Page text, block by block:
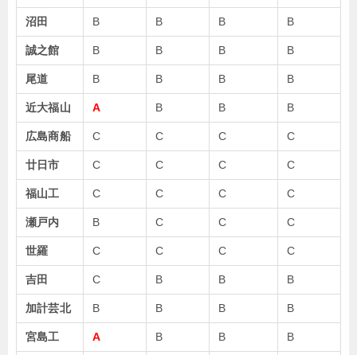
沼田 B B B B
誠之館 B B B B
尾道 B B B B
近大福山 A B B B
広島商船 C C C C
廿日市 C C C C
福山工 C C C C
瀬戸内 B C C C
世羅 C C C C
吉田 C B B B
加計芸北 B B B B
宮島工 A B B B